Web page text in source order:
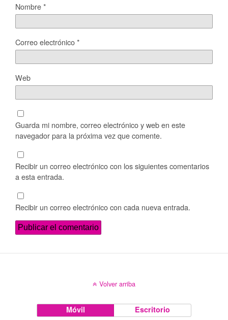
Nombre*
Correo electrónico*
Web
Guarda mi nombre, correo electrónico y web en este
navegador para la próxima vez que comente.
Recibir un correo electrónico con los siguientes comentarios
a esta entrada.
Recibir un correo electrónico con cada nueva entrada.
Volver arriba
Móvil Escritorio